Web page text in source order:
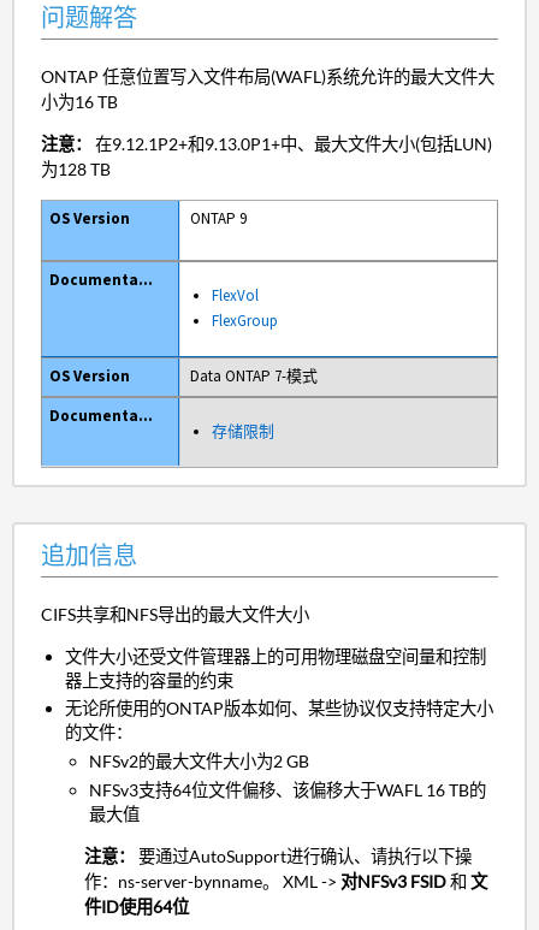
问题解答
ONTAP 任意位置写入文件布局(WAFL)系统允许的最大文件大
小为16 TB
注意：
在9.12.1P2+和9.13.0P1+中、最大文件大小(包括LUN)
为128 TB
ONTAP 9
FlexVol
FlexGroup
Data ONTAP 7-模式
存储限制
追加信息
CIFS共享和NFS导出的最大文件大小
文件大小还受文件管理器上的可用物理磁盘空间量和控制
器上支持的容量的约束
无论所使用的ONTAP版本如何、某些协议仅支持特定大小
的文件：
NFSv2的最大文件大小为2 GB
NFSv3支持64位文件偏移、该偏移大于WAFL 16 TB的
最大值
注意：
要通过AutoSupport进行确认、请执行以下操
作：ns-server-bynname。 XML -> 对NFSv3 FSID和 文
件ID使用64位